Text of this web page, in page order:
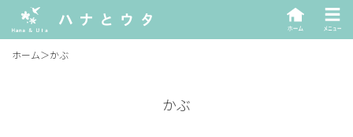
ホーム＞かぶ
かぶ